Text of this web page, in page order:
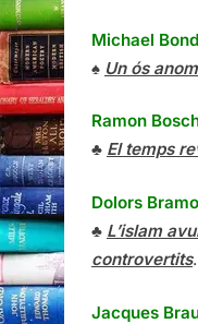
Michael Bond
♠ Un ós
Ramon
♣ El temps
Dolors
♣ L’islam
controvertits.
Jacques